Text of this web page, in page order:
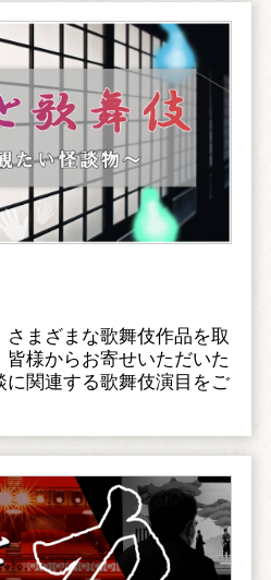
まざまな歌舞伎作品を取
皆様からお寄せいただいた
に関連する歌舞伎演目をご